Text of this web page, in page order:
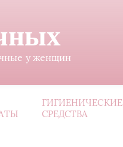
у женщин
ГИГИЕНИЧЕСКИЕ
СРЕДСТВА